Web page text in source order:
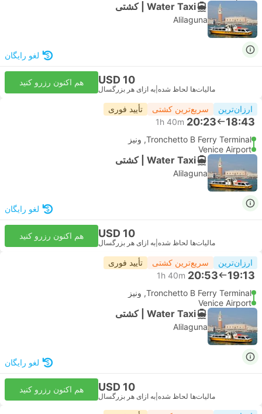
Water Taxi | کشتی
Alilaguna
لغو رایگان
USD 10
مالیات‌ها لحاظ شده به ازای هر بزرگسال
هم اکنون رزرو کنید
ارزان‌ترین سریع‌ترین کشتی تأیید فوری
18:43
20:23
1h 40m
Tronchetto B Ferry Terminal, ونیز
Venice Airport
Water Taxi | کشتی
Alilaguna
لغو رایگان
USD 10
مالیات‌ها لحاظ شده به ازای هر بزرگسال
هم اکنون رزرو کنید
ارزان‌ترین سریع‌ترین کشتی تأیید فوری
19:13
20:53
1h 40m
Tronchetto B Ferry Terminal, ونیز
Venice Airport
Water Taxi | کشتی
Alilaguna
لغو رایگان
USD 10
مالیات‌ها لحاظ شده به ازای هر بزرگسال
هم اکنون رزرو کنید